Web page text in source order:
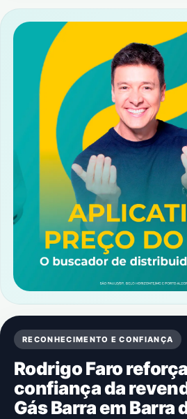
RECONHECIMENTO E CONFIANÇA
Rodrigo Faro
confiança da
Gás Barra em Barra